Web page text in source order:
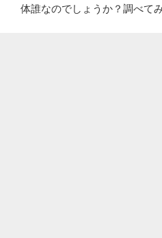
体誰なのでしょうか？調べて